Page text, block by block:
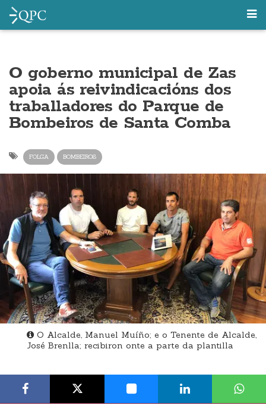
O goberno municipal de Zas
apoia ás reivindicacións dos
traballadores do Parque de
Bombeiros de Santa Comba
FOLGA BOMBEIROS
O Alcalde, Manuel Muíño; e o Tenente de Alcalde,
José Brenlla; recibiron onte a parte da plantilla